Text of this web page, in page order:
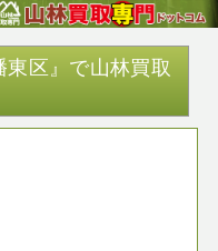
区』で山林買取